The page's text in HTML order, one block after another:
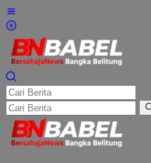
Lewati
ke
konten